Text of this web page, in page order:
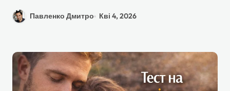
Павленко Дмитро Кві 4, 2026